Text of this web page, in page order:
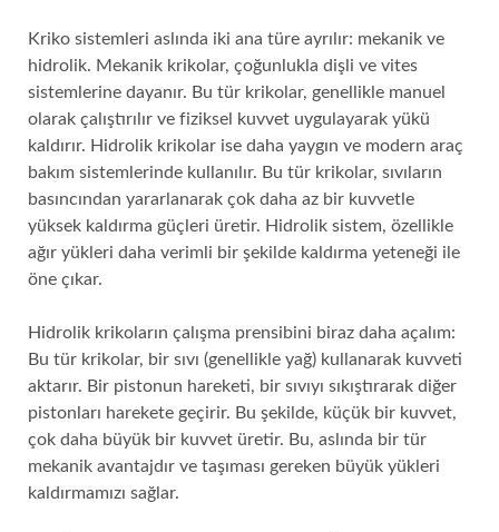
Kriko sistemleri aslında iki ana türe ayrılır: mekanik ve
hidrolik. Mekanik krikolar, çoğunlukla dişli ve vites
sistemlerine dayanır. Bu tür krikolar, genellikle manuel
olarak çalıştırılır ve fiziksel kuvvet uygulayarak yükü
kaldırır. Hidrolik krikolar ise daha yaygın ve modern araç
bakım sistemlerinde kullanılır. Bu tür krikolar, sıvıların
basıncından yararlanarak çok daha az bir kuvvetle
yüksek kaldırma güçleri üretir. Hidrolik sistem, özellikle
ağır yükleri daha verimli bir şekilde kaldırma yeteneği ile
öne çıkar.
Hidrolik krikoların çalışma prensibini biraz daha açalım:
Bu tür krikolar, bir sıvı (genellikle yağ) kullanarak kuvveti
aktarır. Bir pistonun hareketi, bir sıvıyı sıkıştırarak diğer
pistonları harekete geçirir. Bu şekilde, küçük bir kuvvet,
çok daha büyük bir kuvvet üretir. Bu, aslında bir tür
mekanik avantajdır ve taşıması gereken büyük yükleri
kaldırmamızı sağlar.